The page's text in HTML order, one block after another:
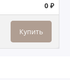
0 ₽
Купить